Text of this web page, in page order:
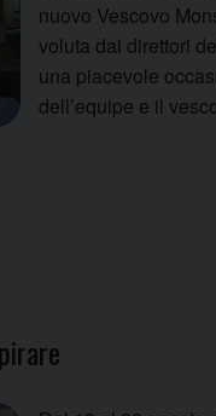
nuovo Vescovo
voluta dai direttori
una piacevole
dell’equipe e il